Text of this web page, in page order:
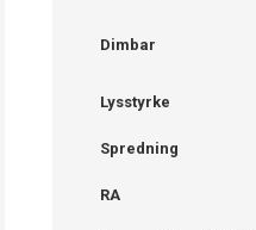
Dimbar
Lysstyrke
Spredning
RA